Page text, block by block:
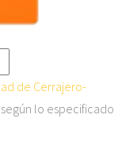
de Cerrajero-
lo especificado